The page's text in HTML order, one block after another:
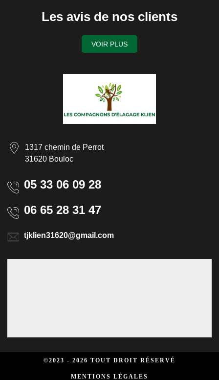
Les avis de nos clients
VOIR PLUS
1317 chemin de Perrot
31620 Bouloc
05 33 06 09 28
06 65 28 31 47
tjklien31620@gmail.com
©2023 - 2026 TOUT DROIT RÉSERVÉ
MENTIONS LÉGALES